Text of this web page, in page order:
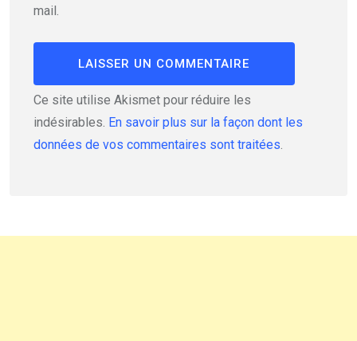
mail.
Ce site utilise Akismet pour réduire les
indésirables. En savoir plus sur la façon dont les
données de vos commentaires sont traitées.